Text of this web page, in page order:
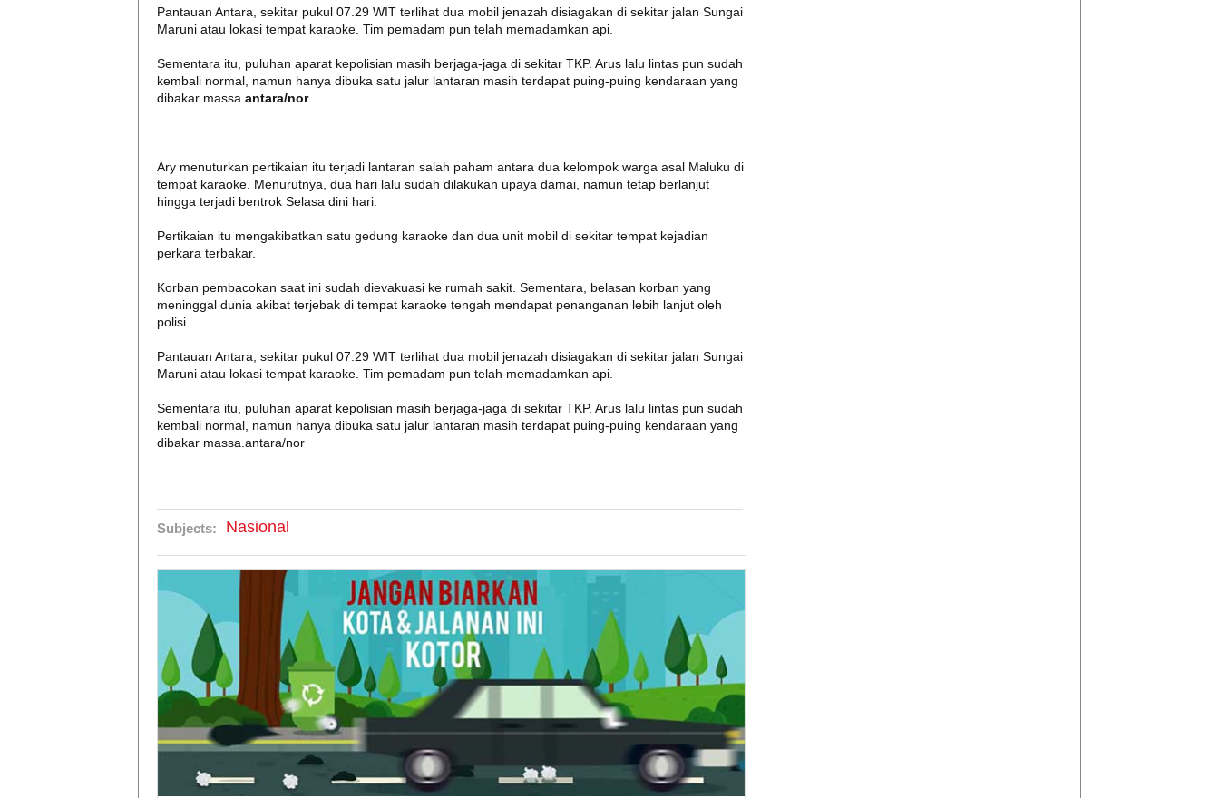
Pantauan Antara, sekitar pukul 07.29 WIT terlihat dua mobil jenazah disiagakan di sekitar jalan Sungai
Maruni atau lokasi tempat karaoke. Tim pemadam pun telah memadamkan api.
Sementara itu, puluhan aparat kepolisian masih berjaga-jaga di sekitar TKP. Arus lalu lintas pun sudah
kembali normal, namun hanya dibuka satu jalur lantaran masih terdapat puing-puing kendaraan yang
dibakar massa. antara/nor
Ary menuturkan pertikaian itu terjadi lantaran salah paham antara dua kelompok warga asal Maluku di
tempat karaoke. Menurutnya, dua hari lalu sudah dilakukan upaya damai, namun tetap berlanjut
hingga terjadi bentrok Selasa dini hari.
Pertikaian itu mengakibatkan satu gedung karaoke dan dua unit mobil di sekitar tempat kejadian
perkara terbakar.
Korban pembacokan saat ini sudah dievakuasi ke rumah sakit. Sementara, belasan korban yang
meninggal dunia akibat terjebak di tempat karaoke tengah mendapat penanganan lebih lanjut oleh
polisi.
Pantauan Antara, sekitar pukul 07.29 WIT terlihat dua mobil jenazah disiagakan di sekitar jalan Sungai
Maruni atau lokasi tempat karaoke. Tim pemadam pun telah memadamkan api.
Sementara itu, puluhan aparat kepolisian masih berjaga-jaga di sekitar TKP. Arus lalu lintas pun sudah
kembali normal, namun hanya dibuka satu jalur lantaran masih terdapat puing-puing kendaraan yang
dibakar massa.antara/nor
Subjects: Nasional